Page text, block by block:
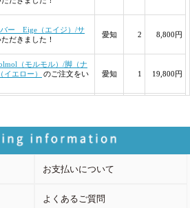
お支払いについて
よくあるご質問